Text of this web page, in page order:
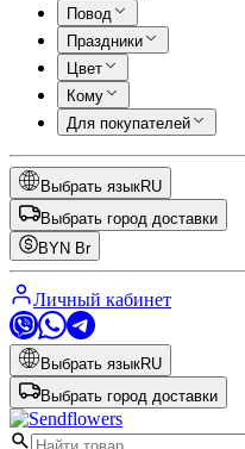
Повод
Праздники
Цвет
Кому
Для покупателей
Выбрать языкRU
Выбрать город доставки
BYN Br
Личный кабинет
Выбрать языкRU
Выбрать город доставки